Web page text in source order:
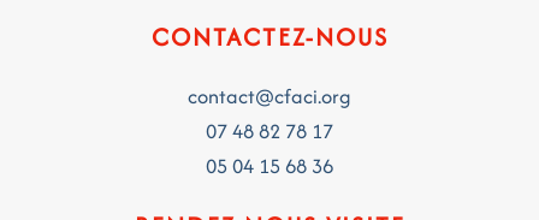
CONTACTEZ-NOUS
contact@cfaci.org
07 48 82 78 17
05 04 15 68 36